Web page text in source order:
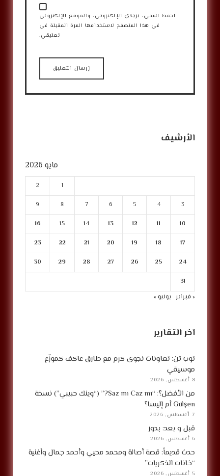
احفظ اسمي، بريدي الإلكتروني، والموقع الإلكتروني
في هذا المتصفح لاستخدامها المرة المقبلة في
تعليقي.
الأرشيف
مايو 2026
1
2
3
4
5
6
7
8
9
10
11
12
13
14
15
16
17
18
19
20
21
22
23
24
25
26
27
28
29
30
31
« فبراير يونيو »
آخر التقارير
توب تن: تعاونات نجوى كرم مع طارق عاكف كموزّع
موسيقي
8 أغسطس, 2026
من الأفضل؟: “Saz mı Caz mı?” (“وينك حبيبي”) نسخة
Gülşen أم إليسا؟
7 أغسطس, 2026
قبل و بعد: بدور
6 أغسطس, 2026
حدث قديماً: قصة أصالة ومحمد محيي وأحمد جمال وأغنية
“خانات الذكريات”
5 أغسطس, 2026